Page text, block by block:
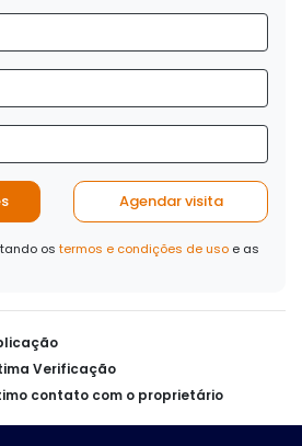
Agendar visita
os termos e condições de uso e as
Verificação
contato com o proprietário